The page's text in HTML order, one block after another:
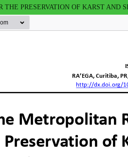
PRESERVATION OF KARST AND